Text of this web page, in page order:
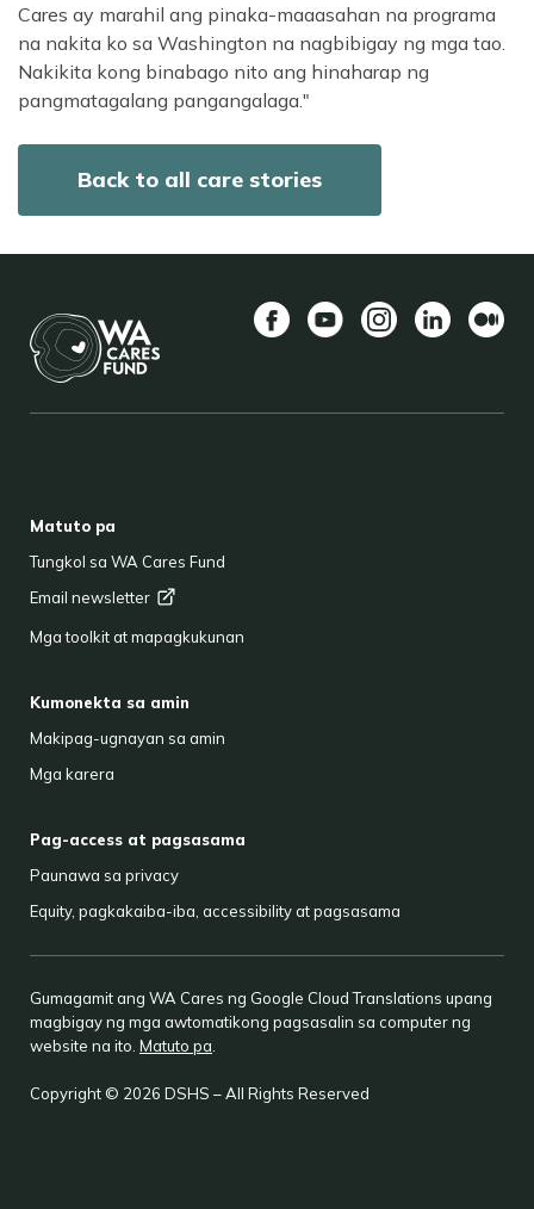
Cares ay marahil ang pinaka-maaasahan na programa
na nakita ko sa Washington na nagbibigay ng mga tao.
Nakikita kong binabago nito ang hinaharap ng
pangmatagalang pangangalaga."
Back to all care stories
Matuto pa
Tungkol sa WA Cares Fund
Email newsletter
Mga toolkit at mapagkukunan
Kumonekta sa amin
Makipag-ugnayan sa amin
Mga karera
Pag-access at pagsasama
Paunawa sa privacy
Equity, pagkakaiba-iba, accessibility at pagsasama
Gumagamit ang WA Cares ng Google Cloud Translations upang
magbigay ng mga awtomatikong pagsasalin sa computer ng
website na ito. Matuto pa
Copyright © 2026 DSHS – All Rights Reserved